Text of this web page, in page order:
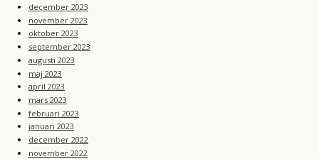
december 2023
november 2023
oktober 2023
september 2023
augusti 2023
maj 2023
april 2023
mars 2023
februari 2023
januari 2023
december 2022
november 2022